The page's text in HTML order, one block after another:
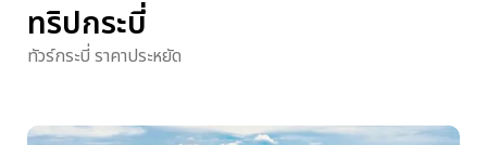
ทริปกระบี่
ทัวร์กระบี่ ราคาประหยัด